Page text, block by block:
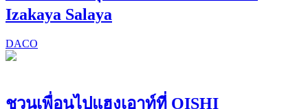
Izakaya Salaya
DACO
ชวนเพื่อนไปแฮงเอาท์ที่ OISHI